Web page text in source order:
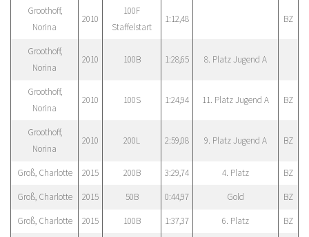
Groothoff,
Norina
2010
100F
Staffelstart
1:12,48 BZ
Groothoff,
Norina
2010 100B 1:28,65 8. Platz Jugend A
Groothoff,
Norina
2010 100S 1:24,94 11. Platz Jugend A BZ
Groothoff,
Norina
2010 200L 2:59,08 9. Platz Jugend A BZ
Groß, Charlotte 2015 200B 3:29,74 4. Platz BZ
Groß, Charlotte 2015 50B 0:44,97 Gold BZ
Groß, Charlotte 2015 100B 1:37,37 6. Platz BZ